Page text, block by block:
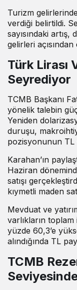
Turizm
verdiği belirtildi.
sayısındaki artış,
gelirleri
Türk Lirası
Seyrediyor
TCMB Başkanı
yönelik talebin
Yeniden
duruşu,
pozisyonunun TL
Karahan’ın
Haziran
satışı
kıymetli maden
Mevduat ve
varlıkların
yüzde 60,3’e
alındığında TL
TCMB